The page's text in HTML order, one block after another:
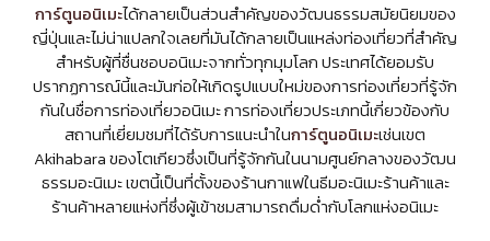
การ์ตูนอนิเมะได้กลายเป็นส่วนสำคัญของวัฒนธรรมสมัยนิยมของ
ญี่ปุ่นและไม่น่าแปลกใจเลยที่มันได้กลายเป็นแหล่งท่องเที่ยวที่สำคัญ
สำหรับผู้ที่ชื่นชอบอนิเมะจากทั่วทุกมุมโลก ประเทศได้ยอมรับ
ปรากฏการณ์นี้และมันก่อให้เกิดรูปแบบใหม่ของการท่องเที่ยวที่รู้จัก
กันในชื่อการท่องเที่ยวอนิเมะ การท่องเที่ยวประเภทนี้เกี่ยวข้องกับ
สถานที่เยี่ยมชมที่ได้รับการแนะนำในการ์ตูนอนิเมะเช่นเขต
Akihabara ของโตเกียวซึ่งเป็นที่รู้จักกันในนามศูนย์กลางของวัฒน
ธรรมอะนิเมะ เขตนี้เป็นที่ตั้งของร้านกาแฟในธีมอะนิเมะร้านค้าและ
ร้านค้าหลายแห่งที่ซึ่งผู้เข้าชมสามารถดื่มด่ำกับโลกแห่งอนิเมะ